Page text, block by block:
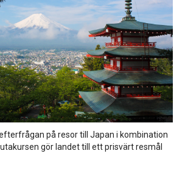
på resor till Japan i kombination
gör landet till ett prisvärt resmål